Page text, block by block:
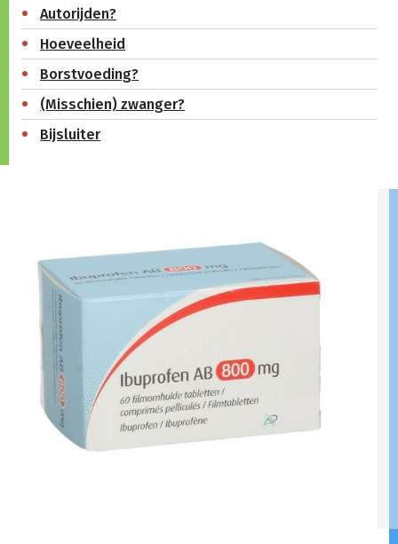
Autorijden?
Hoeveelheid
Borstvoeding?
(Misschien) zwanger?
Bijsluiter